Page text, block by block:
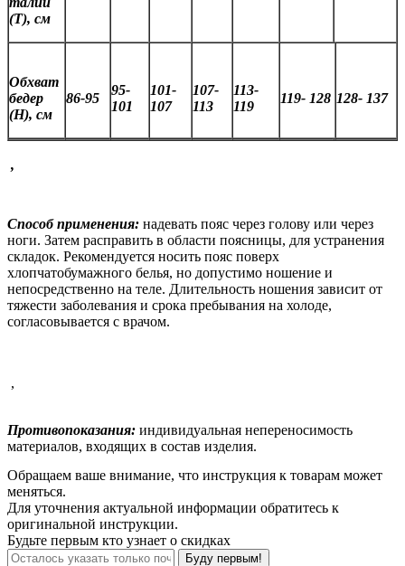
(Т), см
Обхват
бедер
(Н), см
86-95
95-
101
101-
107
107-
113
113-
119
119- 128 128- 137
,
Способ применения: надевать пояс через голову или через
ноги. Затем расправить в области поясницы, для устранения
складок. Рекомендуется носить пояс поверх
хлопчатобумажного белья, но допустимо ношение и
непосредственно на теле. Длительность ношения зависит от
тяжести заболевания и срока пребывания на холоде,
согласовывается с врачом.
,
Противопоказания: индивидуальная непереносимость
материалов, входящих в состав изделия.
Обращаем ваше внимание, что инструкция к товарам может
меняться.
Для уточнения актуальной информации обратитесь к
оригинальной инструкции.
Будьте первым кто узнает о скидках
Буду первым!